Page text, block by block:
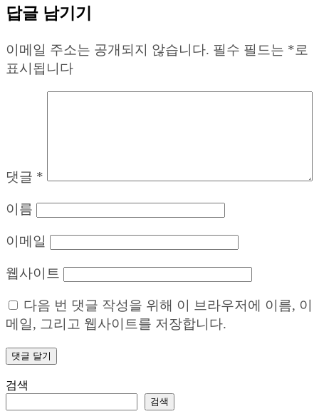
답글 남기기
이메일 주소는 공개되지 않습니다. 필수 필드는 *로
표시됩니다
댓글 *
이름
이메일
웹사이트
다음 번 댓글 작성을 위해 이 브라우저에 이름, 이
메일, 그리고 웹사이트를 저장합니다.
검색
검색